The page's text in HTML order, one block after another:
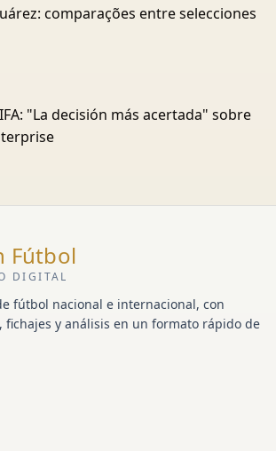
comparações entre selecciones
"La decisión más acertada" sobre
Fútbol
DIGITAL
fútbol nacional e internacional, con
fichajes y análisis en un formato rápido de